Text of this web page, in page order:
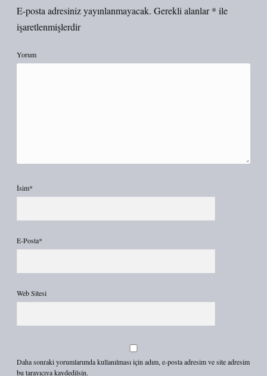
E-posta adresiniz yayınlanmayacak. Gerekli alanlar* ile
işaretlenmişlerdir
Yorum
İsim*
E-Posta*
Web Sitesi
Daha sonraki yorumlarımda kullanılması için adım, e-posta adresim ve site adresim
bu tarayıcıya kaydedilsin.